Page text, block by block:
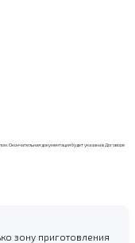
Окончательная документация будет указана в Договоре
зону приготовления